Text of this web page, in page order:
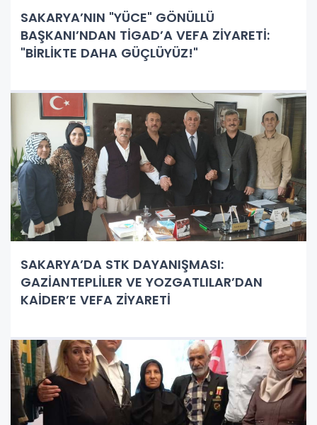
SAKARYA’NIN "YÜCE" GÖNÜLLÜ
BAŞKANI’NDAN TİGAD’A VEFA ZİYARETİ:
"BİRLİKTE DAHA GÜÇLÜYÜZ!"
SAKARYA’DA STK DAYANIŞMASI:
GAZİANTEPLİLER VE YOZGATLILAR’DAN
KAİDER’E VEFA ZİYARETİ